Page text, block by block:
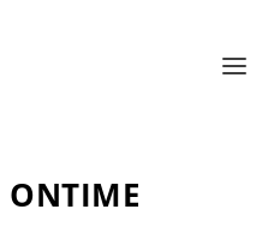
ONTIME